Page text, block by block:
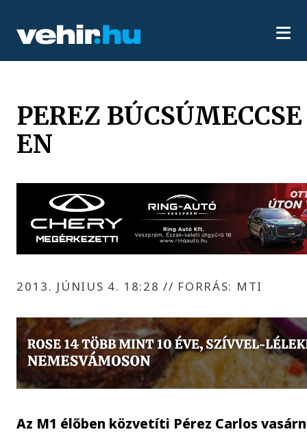
PEREZ
EN
2013. JÚNIUS 4. 18:28// FORRÁS: MTI
Az M1 élőben közvetíti Pérez Carlos